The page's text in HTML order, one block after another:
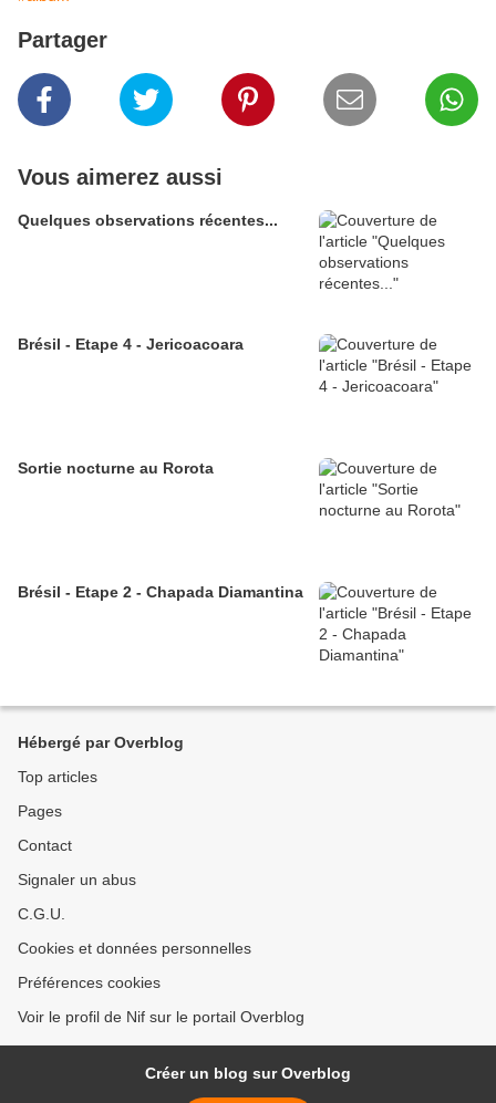
Partager
Vous aimerez aussi
Quelques observations récentes...
Brésil - Etape 4 - Jericoacoara
Sortie nocturne au Rorota
Brésil - Etape 2 - Chapada Diamantina
Hébergé par Overblog
Top articles
Pages
Contact
Signaler un abus
C.G.U.
Cookies et données personnelles
Préférences cookies
Voir le profil de Nif sur le portail Overblog
Créer un blog sur Overblog